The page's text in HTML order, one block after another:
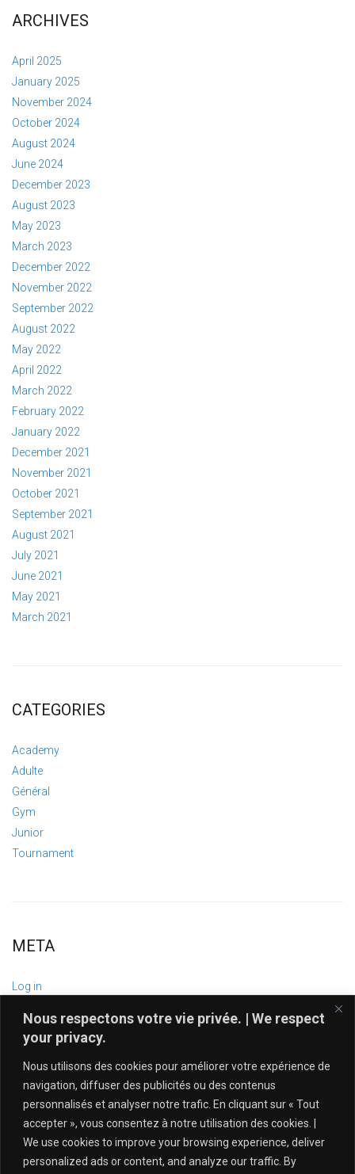
Nous respectons votre vie privée. | We respect
your privacy.
Nous utilisons des cookies pour améliorer votre expérience de
navigation, diffuser des publicités ou des contenus
personnalisés et analyser notre trafic. En cliquant sur « Tout
accepter », vous consentez à notre utilisation des cookies. |
We use cookies to improve your browsing experience, deliver
personalized ads or content, and analyze our traffic. By
ARCHIVES
April 2025
January 2025
November 2024
October 2024
August 2024
June 2024
December 2023
August 2023
May 2023
March 2023
December 2022
November 2022
September 2022
August 2022
May 2022
April 2022
March 2022
February 2022
January 2022
December 2021
November 2021
October 2021
September 2021
August 2021
July 2021
June 2021
May 2021
March 2021
CATEGORIES
Academy
Adulte
Général
Gym
Junior
Tournament
META
Log in
Comments feed
WordPress.org